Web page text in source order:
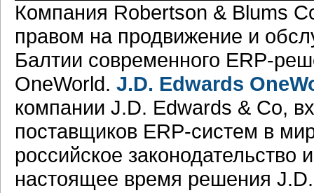
Компания Robertson & Blums
правом на продвижение и
Балтии современного ERP-
OneWorld. J.D. Edwards
компании J.D. Edwards & Co,
поставщиков ERP-систем в
российское
настоящее время решения